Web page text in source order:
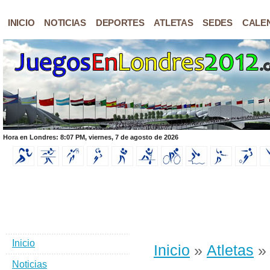
INICIO NOTICIAS DEPORTES ATLETAS SEDES
Hora en Londres: 8:07 PM, viernes, 7 de agosto de 2026
Inicio » Atletas »
Inicio
Noticias